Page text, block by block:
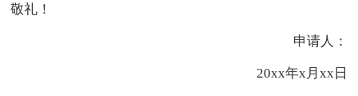
敬礼！
申请人：
20xx年x月xx日